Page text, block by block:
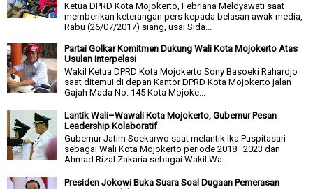
Ketua DPRD Kota Mojokerto, Febriana Meldyawati saat
memberikan keterangan pers kepada belasan awak media,
Rabu (26/07/2017) siang, usai Sida...
Partai Golkar Komitmen Dukung Wali Kota Mojokerto Atas
Usulan Interpelasi
Wakil Ketua DPRD Kota Mojokerto Sony Basoeki Rahardjo
saat ditemui di depan Kantor DPRD Kota Mojokerto jalan
Gajah Mada No. 145 Kota Mojoke...
Lantik Wali–Wawali Kota Mojokerto, Gubernur Pesan
Leadership Kolaboratif
Gubernur Jatim Soekarwo saat melantik Ika Puspitasari
sebagai Wali Kota Mojokerto periode 2018–2023 dan
Ahmad Rizal Zakaria sebagai Wakil Wa...
Presiden Jokowi Buka Suara Soal Dugaan Pemerasan